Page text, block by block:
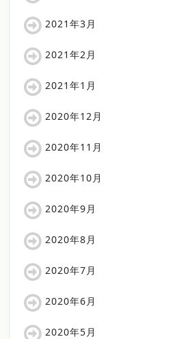
2021年3月
2021年2月
2021年1月
2020年12月
2020年11月
2020年10月
2020年9月
2020年8月
2020年7月
2020年6月
2020年5月